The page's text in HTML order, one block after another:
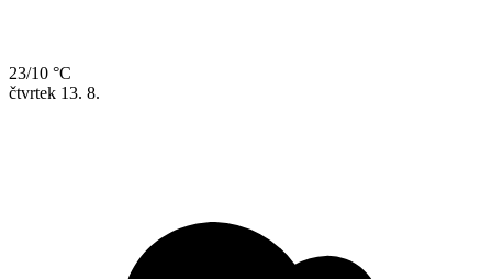
23/10 °C
čtvrtek 13. 8.